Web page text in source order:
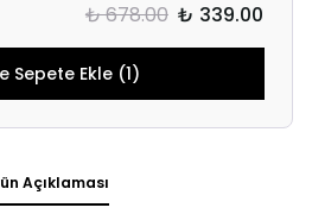
₺ 678.00 ₺ 339.00
Sepete Ekle (1)
Açıklaması